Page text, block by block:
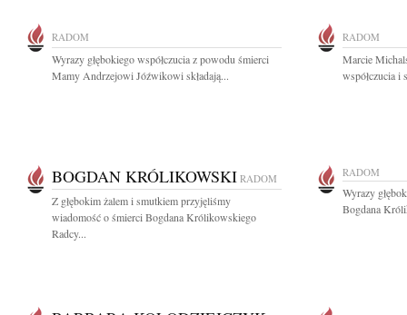
RADOM
Wyrazy głębokiego współczucia z powodu śmierci
Mamy Andrzejowi Jóźwikowi składają...
RADOM
Marcie
współczucia i
BOGDAN KRÓLIKOWSKI RADOM
Z głębokim żalem i smutkiem przyjęliśmy
wiadomość o śmierci Bogdana Królikowskiego
Radcy...
RADOM
Wyrazy
Bogdana